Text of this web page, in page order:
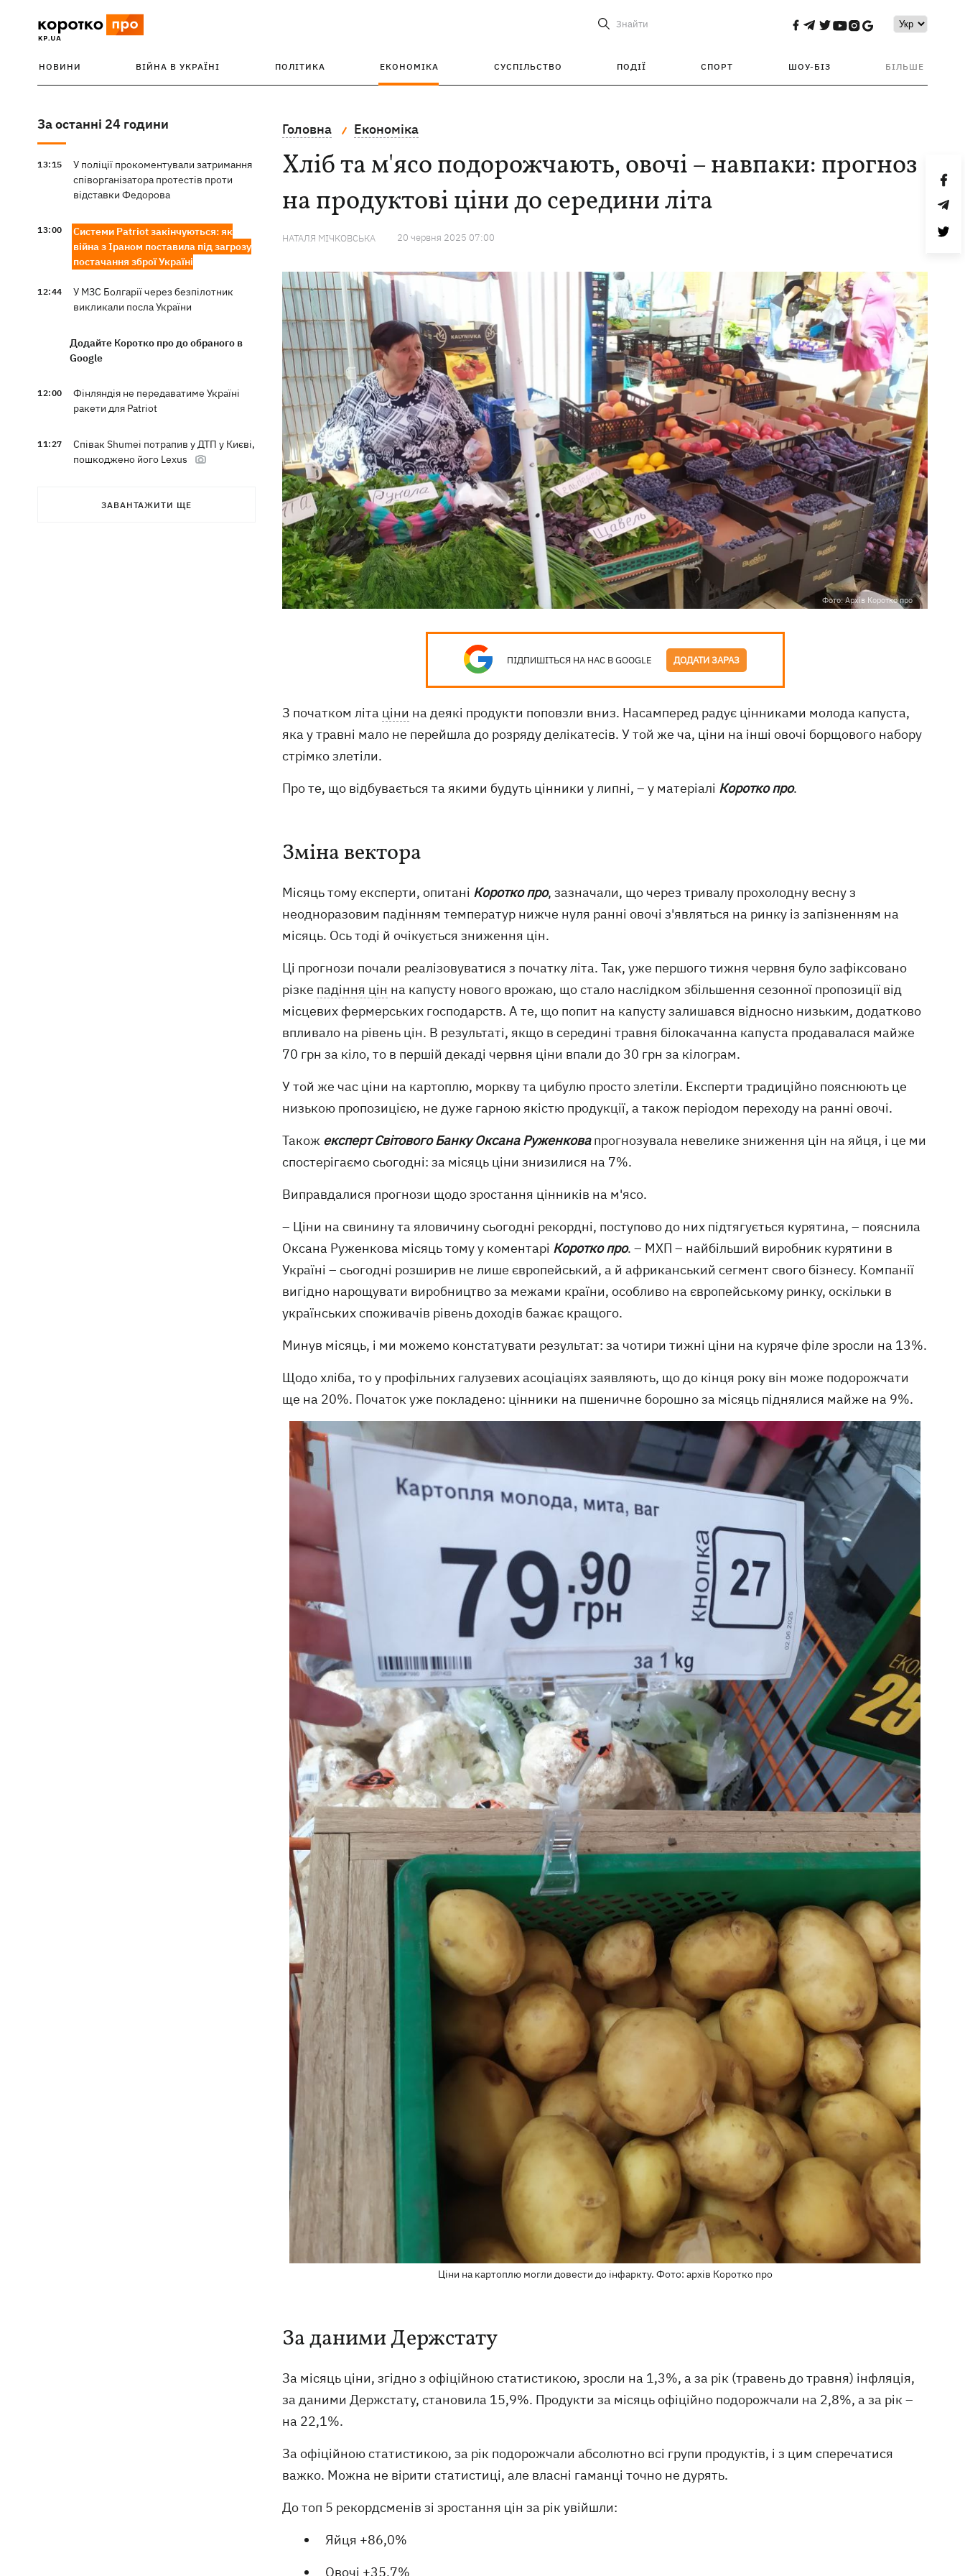
Знайти
НОВИНИ ВІЙНА В УКРАЇНІ ПОЛІТИКА ЕКОНОМІКА СУСПІЛЬСТВО ПОДІЇ СПОРТ ШОУ-БІЗ БІЛЬШЕ
За останні 24 години
13:15
У поліції прокоментували затримання
співорганізатора протестів проти
відставки Федорова
13:00
Системи Patriot закінчуються: як
війна з Іраном поставила під загрозу
постачання зброї Україні
12:44
У МЗС Болгарії через безпілотник
викликали посла України
Додайте Коротко про до обраного в
Google
12:00
Фінляндія не передаватиме Україні
ракети для Patriot
11:27
Співак Shumei потрапив у ДТП у Києві,
пошкоджено його Lexus
річчя оголосив, що написав
ЗАВАНТАЖИТИ ЩЕ
Головна Економіка
Хліб та м'ясо подорожчають, овочі – навпаки: прогноз
на продуктові ціни до середини літа
НАТАЛЯ МІЧКОВСЬКА 20 червня 2025 07:00
Фото: Архів Коротко про
ПІДПИШІТЬСЯ НА НАС В GOOGLE ДОДАТИ ЗАРАЗ
З початком літа ціни на деякі продукти поповзли вниз. Насамперед радує цінниками молода капуста,
яка у травні мало не перейшла до розряду делікатесів. У той же ча, ціни на інші овочі борщового набору
стрімко злетіли.
Про те, що відбувається та якими будуть цінники у липні, – у матеріалі Коротко про.
Зміна вектора
Місяць тому експерти, опитані Коротко про, зазначали, що через тривалу прохолодну весну з
неодноразовим падінням температур нижче нуля ранні овочі з'являться на ринку із запізненням на
місяць. Ось тоді й очікується зниження цін.
Ці прогнози почали реалізовуватися з початку літа. Так, уже першого тижня червня було зафіксовано
різке падіння цін на капусту нового врожаю, що стало наслідком збільшення сезонної пропозиції від
місцевих фермерських господарств. А те, що попит на капусту залишався відносно низьким, додатково
впливало на рівень цін. В результаті, якщо в середині травня білокачанна капуста продавалася майже
70 грн за кіло, то в першій декаді червня ціни впали до 30 грн за кілограм.
У той же час ціни на картоплю, моркву та цибулю просто злетіли. Експерти традиційно пояснюють це
низькою пропозицією, не дуже гарною якістю продукції, а також періодом переходу на ранні овочі.
Також експерт Світового Банку Оксана Руженковапрогнозувала невелике зниження цін на яйця, і це ми
спостерігаємо сьогодні: за місяць ціни знизилися на 7%.
Виправдалися прогнози щодо зростання цінників на м'ясо.
– Ціни на свинину та яловичину сьогодні рекордні, поступово до них підтягується курятина, – пояснила
Оксана Руженкова місяць тому у коментарі Коротко про. – МХП – найбільший виробник курятини в
Україні – сьогодні розширив не лише європейський, а й африканський сегмент свого бізнесу. Компанії
вигідно нарощувати виробництво за межами країни, особливо на європейському ринку, оскільки в
українських споживачів рівень доходів бажає кращого.
Минув місяць, і ми можемо констатувати результат: за чотири тижні ціни на куряче філе зросли на 13%.
Щодо хліба, то у профільних галузевих асоціаціях заявляють, що до кінця року він може подорожчати
ще на 20%. Початок уже покладено: цінники на пшеничне борошно за місяць піднялися майже на 9%.
Ціни на картоплю могли довести до інфаркту. Фото: архів Коротко про
За даними Держстату
За місяць ціни, згідно з офіційною статистикою, зросли на 1,3%, а за рік (травень до травня) інфляція,
за даними Держстату, становила 15,9%. Продукти за місяць офіційно подорожчали на 2,8%, а за рік –
на 22,1%.
За офіційною статистикою, за рік подорожчали абсолютно всі групи продуктів, і з цим сперечатися
важко. Можна не вірити статистиці, але власні гаманці точно не дурять.
До топ 5 рекордсменів зі зростання цін за рік увійшли:
Яйця +86,0%
Овочі +35,7%